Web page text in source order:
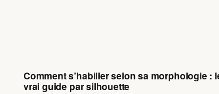
Comment s’habiller selon sa morphologie :
vrai guide par silhouette